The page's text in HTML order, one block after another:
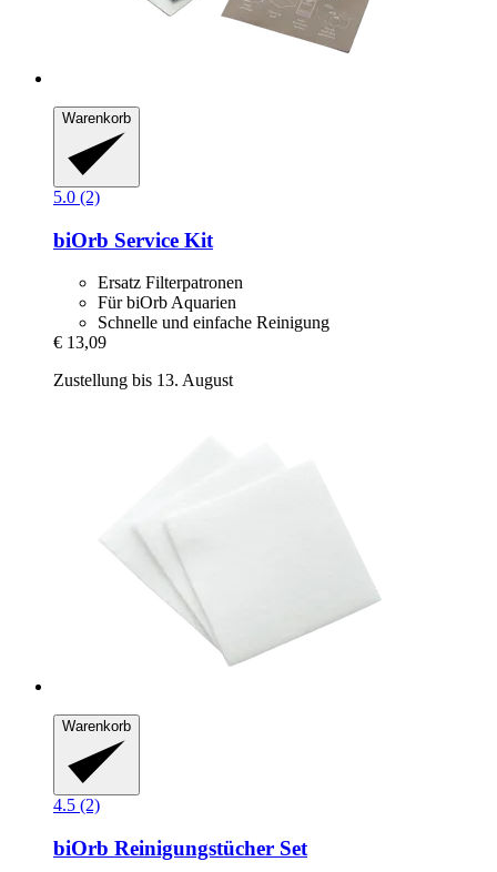
Warenkorb
5.0 (2)
biOrb Service Kit
Ersatz Filterpatronen
Für biOrb Aquarien
Schnelle und einfache Reinigung
€ 13,09
Zustellung bis 13. August
Warenkorb
4.5 (2)
biOrb Reinigungstücher Set